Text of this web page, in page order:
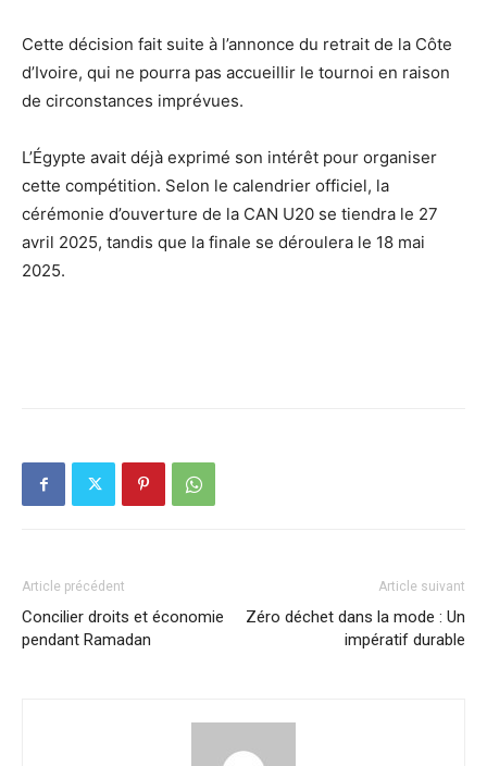
Cette décision fait suite à l’annonce du retrait de la Côte
d’Ivoire, qui ne pourra pas accueillir le tournoi en raison
de circonstances imprévues.
L’Égypte avait déjà exprimé son intérêt pour organiser
cette compétition. Selon le calendrier officiel, la
cérémonie d’ouverture de la CAN U20 se tiendra le 27
avril 2025, tandis que la finale se déroulera le 18 mai
2025.
Article précédent
Concilier droits et économie
pendant Ramadan
Article suivant
Zéro déchet dans la mode : Un
impératif durable